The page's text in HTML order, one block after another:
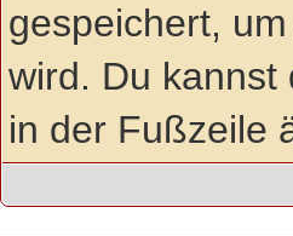
gespeichert,
wird. Du kannst
in der Fußzeile